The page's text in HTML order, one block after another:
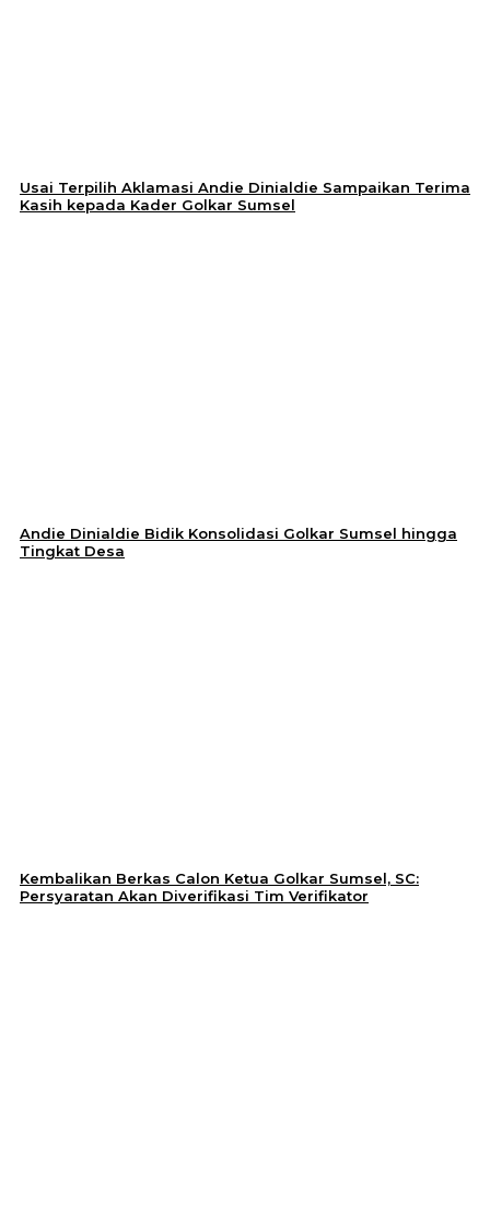
Usai Terpilih Aklamasi Andie Dinialdie Sampaikan Terima
Kasih kepada Kader Golkar Sumsel
Andie Dinialdie Bidik Konsolidasi Golkar Sumsel hingga
Tingkat Desa
Kembalikan Berkas Calon Ketua Golkar Sumsel, SC:
Persyaratan Akan Diverifikasi Tim Verifikator